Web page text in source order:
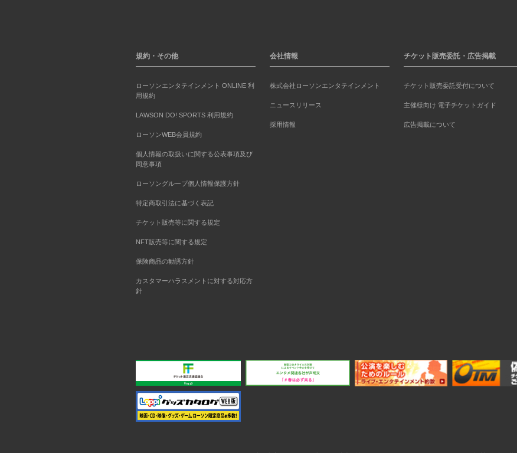
規約・その他
ローソンエンタテインメント ONLINE 利
用規約
LAWSON DO! SPORTS 利用規約
ローソンWEB会員規約
個人情報の取扱いに関する公表事項及び
同意事項
ローソングループ個人情報保護方針
特定商取引法に基づく表記
チケット販売等に関する規定
NFT販売等に関する規定
保険商品の勧誘方針
カスタマーハラスメントに対する対応方
針
会社情報
株式会社ローソンエンタテインメント
ニュースリリース
採用情報
チケット販売委託・広告掲載
チケット販売委託受付について
主催様向け 電子チケットガイド
広告掲載について